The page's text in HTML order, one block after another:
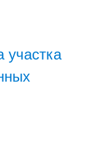
участка